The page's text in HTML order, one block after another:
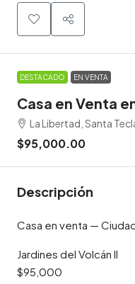
DESTACADO EN VENTA
Casa en Venta
La Libertad, Santa
$95,000.00
Descripción
Casa en venta —
Jardines del Volcán II
$95,000